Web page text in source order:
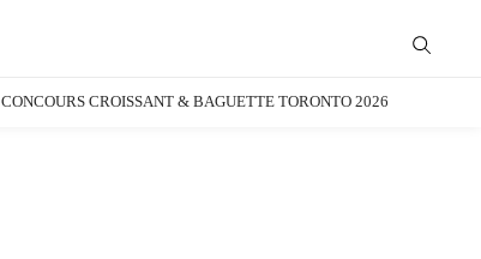
CONCOURS CROISSANT & BAGUETTE TORONTO 2026